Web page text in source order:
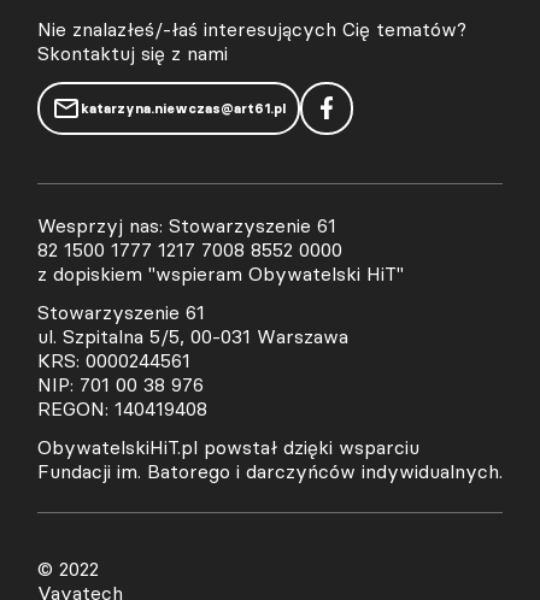
Nie znalazłeś/-łaś interesujących Cię tematów?
Skontaktuj się z nami
katarzyna.niewczas@art61.pl
Wesprzyj nas: Stowarzyszenie 61
82 1500 1777 1217 7008 8552 0000
z dopiskiem "wspieram Obywatelski HiT"
Stowarzyszenie 61
ul. Szpitalna 5/5, 00-031 Warszawa
KRS: 0000244561
NIP: 701 00 38 976
REGON: 140419408
ObywatelskiHiT.pl powstał dzięki wsparciu
Fundacji im. Batorego i darczyńców indywidualnych.
© 2022
Vavatech